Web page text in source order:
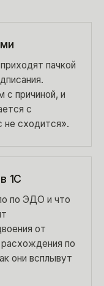
пачкой
с причиной, и
с
не сходится».
1С
по ЭДО и что
от
по
они всплывут